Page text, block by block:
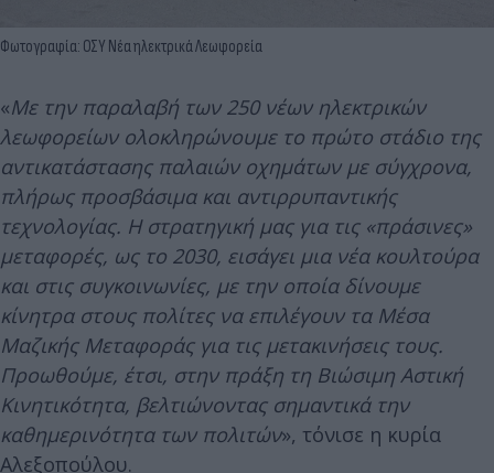
Φωτογραφία: ΟΣΥ Νέα ηλεκτρικά Λεωφορεία
«Με την παραλαβή των 250 νέων ηλεκτρικών
λεωφορείων ολοκληρώνουμε το πρώτο στάδιο της
αντικατάστασης παλαιών οχημάτων με σύγχρονα,
πλήρως προσβάσιμα και αντιρρυπαντικής
τεχνολογίας. Η στρατηγική μας για τις «πράσινες»
μεταφορές, ως το 2030, εισάγει μια νέα κουλτούρα
και στις συγκοινωνίες, με την οποία δίνουμε
κίνητρα στους πολίτες να επιλέγουν τα Μέσα
Μαζικής Μεταφοράς για τις μετακινήσεις τους.
Προωθούμε, έτσι, στην πράξη τη Βιώσιμη Αστική
Κινητικότητα, βελτιώνοντας σημαντικά την
καθημερινότητα των πολιτών», τόνισε η κυρία
Αλεξοπούλου.